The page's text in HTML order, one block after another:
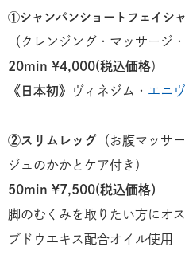
①シャンパンショートフェイシ
（クレンジング・マッサージ
20min ¥4,000(税込価格）
《日本初》
ヴィネジム・ エニ
②スリムレッグ （お腹マッサ
ジュのかかとケア付き）
50min ¥7,500(税込価格）
脚のむくみを取りたい方にオ
ブドウエキス配合オイル使用